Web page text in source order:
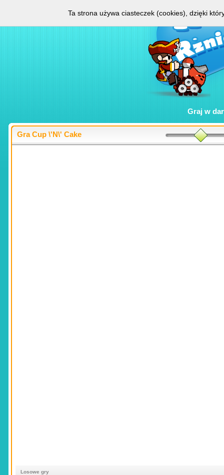
Graj w
Gra Cup \'N\' Cake
Losowe gry
Ta strona używa ciasteczek (cookies), dzięki